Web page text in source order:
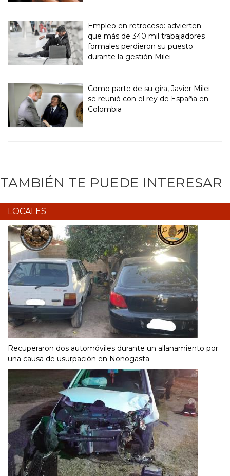
Empleo en retroceso: advierten
que más de 340 mil trabajadores
formales perdieron su puesto
durante la gestión Milei
Como parte de su gira, Javier Milei
se reunió con el rey de España en
Colombia
TAMBIÉN TE PUEDE INTERESAR
LOCALES
Recuperaron dos automóviles durante un allanamiento por
una causa de usurpación en Nonogasta